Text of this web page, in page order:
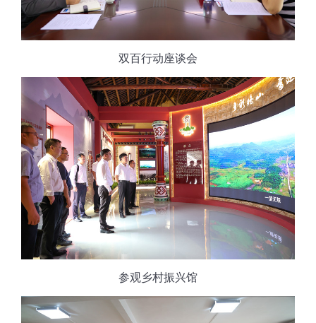
双百行动座谈会
参观乡村振兴馆